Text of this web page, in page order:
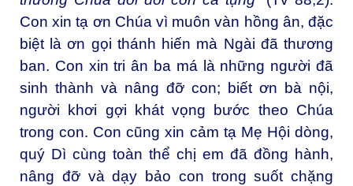
Con xin tạ ơn Chúa vì muôn vàn hồng ân, đặc
biệt là ơn gọi thánh hiến mà Ngài đã thương
ban. Con xin tri ân ba má là những người đã
sinh thành và nâng đỡ con; biết ơn bà nội,
người khơi gợi khát vọng bước theo Chúa
trong con. Con cũng xin cảm tạ Mẹ Hội dòng,
quý Dì cùng toàn thể chị em đã đồng hành,
nâng đỡ và dạy bảo con trong suốt chặng